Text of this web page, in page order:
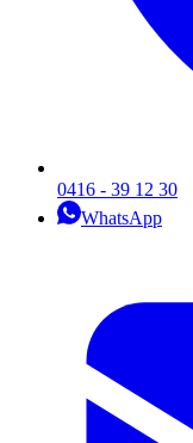
0416 - 39 12 30
WhatsApp